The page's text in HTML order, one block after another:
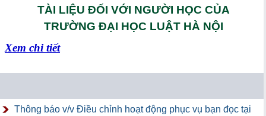
TÀI LIỆU ĐỐI VỚI NGƯỜI HỌC CỦA
TRƯỜNG ĐẠI HỌC LUẬT HÀ NỘI
Xem chi tiết
Thông báo v/v Điều chỉnh hoạt động phục vụ bạn đọc tại